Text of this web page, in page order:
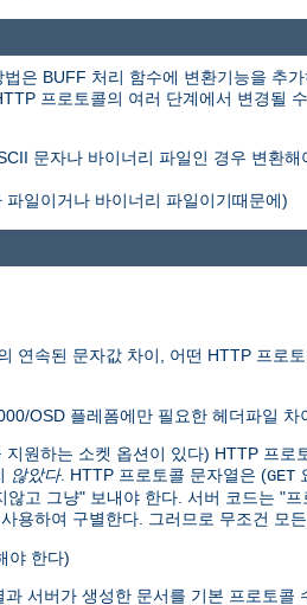
은 BUFF 처리 함수에 변환기능을 추
프로토콜의 여러 단계에서 변경될
문자나 바이너리 파일인 경우 변환해
일이거나 바이너리 파일이기때문에)
연속된 문자값 차이, 어떤 HTTP 프로
OSD 플레폼에만 필요한 헤더파일 차
원하는 소켓 옵션이 있다) HTTP 프
않았다. HTTP 프로토콜 문자열은 (GET
않고 그냥" 보내야 한다. 서버 코드는 "
용하여 구별한다. 그러므로 무조건 모
야 한다)
서버가 생성한 문서를 기본 프로토콜